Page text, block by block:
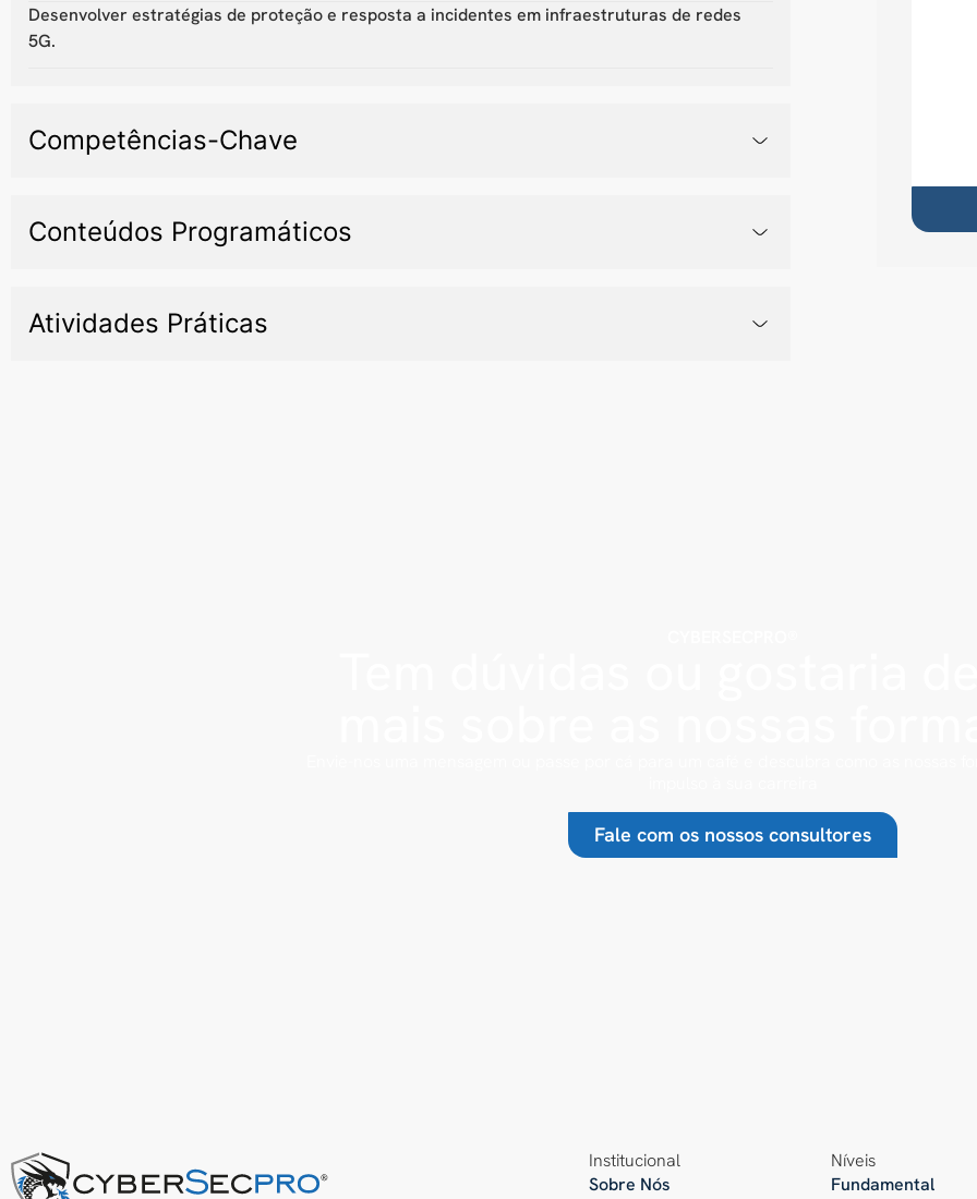
Desenvolver estratégias de proteção e resposta a incidentes em infraestruturas de redes
5G.
Competências-Chave
Conteúdos Programáticos
Atividades Práticas
Fale com os nossos consultores
Institucional
Sobre Nós
Níveis
Fundamental